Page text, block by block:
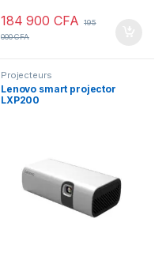
184 900 CFA
195
000CFA
Projecteurs
Lenovo smart projector
LXP200